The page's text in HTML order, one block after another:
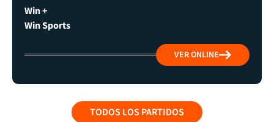
Win +
Win Sports
VER ONLINE
TODOS LOS PARTIDOS